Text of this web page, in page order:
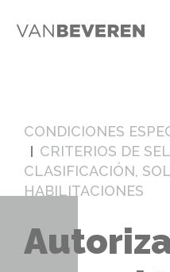
CONDICIONES
CRITERIOS DE
CLASIFICACIÓN,
HABILITACIONES